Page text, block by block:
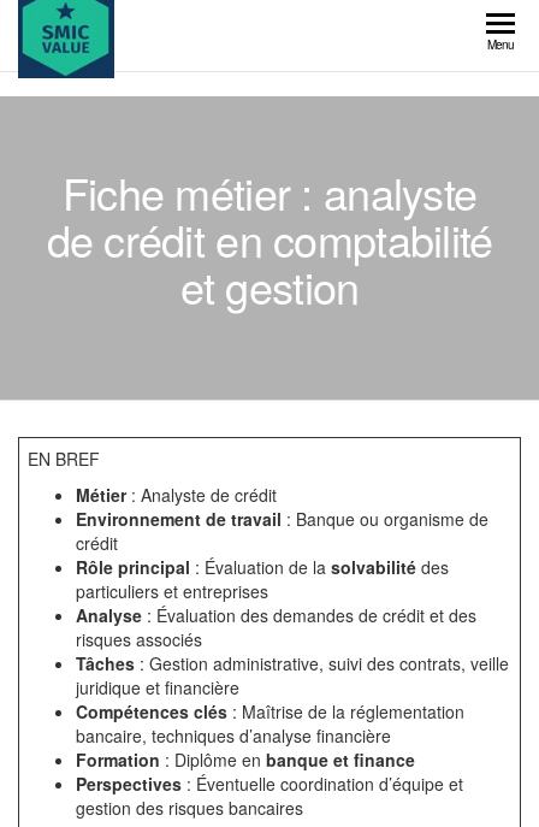
Skip
the
content
value
Menu
Fiche métier : analyste
de crédit en comptabilité
et gestion
EN BREF
Métier: Analyste de crédit
Environnement de travail : Banque ou organisme de
crédit
Rôle principal : Évaluation de la solvabilité des
particuliers et entreprises
Analyse : Évaluation des demandes de crédit et des
risques associés
Tâches : Gestion administrative, suivi des contrats, veille
juridique et financière
Compétences clés : Maîtrise de la réglementation
bancaire, techniques d’analyse financière
Formation : Diplôme en banque et finance
Perspectives : Éventuelle coordination d’équipe et
gestion des risques bancaires